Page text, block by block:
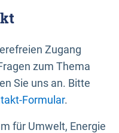
Zugang
zum Thema
Sie uns an. Bitte
Formular.
für Umwelt, Energie